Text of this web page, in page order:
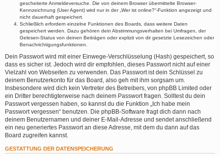
gescheiterte Anmeldeversuche. Die von deinem Browser übermittelte Browser-
Kennzeichnung (User Agent) wird nur in der „Wer ist online?“-Funktion angezeigt und
nicht dauerhaft gespeichert.
Schließlich erfordern einzelne Funktionen des Boards, dass weitere Daten
gespeichert werden. Dazu gehören dein Abstimmungsverhalten bei Umfragen, der
Gelesen-Status von deinen Beiträgen oder explizit von dir gesetzte Lesezeichen oder
Benachrichtigungsfunktionen.
Dein Passwort wird mit einer Einwege-Verschlüsselung (Hash) gespeichert, so
dass es sicher ist. Jedoch wird dir empfohlen, dieses Passwort nicht auf einer
Vielzahl von Webseiten zu verwenden. Das Passwort ist dein Schlüssel zu
deinem Benutzerkonto für das Board, also geh mit ihm sorgsam um.
Insbesondere wird dich kein Vertreter des Betreibers, von phpBB Limited oder
ein Dritter berechtigterweise nach deinem Passwort fragen. Solltest du dein
Passwort vergessen haben, so kannst du die Funktion „Ich habe mein
Passwort vergessen“ benutzen. Die phpBB-Software fragt dich dann nach
deinem Benutzernamen und deiner E-Mail-Adresse und sendet anschließend
ein neu generiertes Passwort an diese Adresse, mit dem du dann auf das
Board zugreifen kannst.
GESTATTUNG DER DATENSPEICHERUNG